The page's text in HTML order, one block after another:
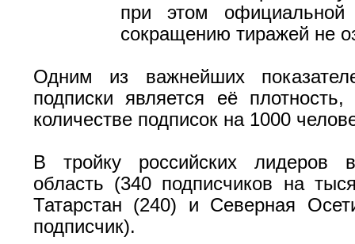
при этом официальной
сокращению тиражей не
Одним из важнейших
подписки является её
количестве подписок на 1000
В тройку российских лидеров
область (340 подписчиков на
Татарстан (240) и Северная
подписчик).